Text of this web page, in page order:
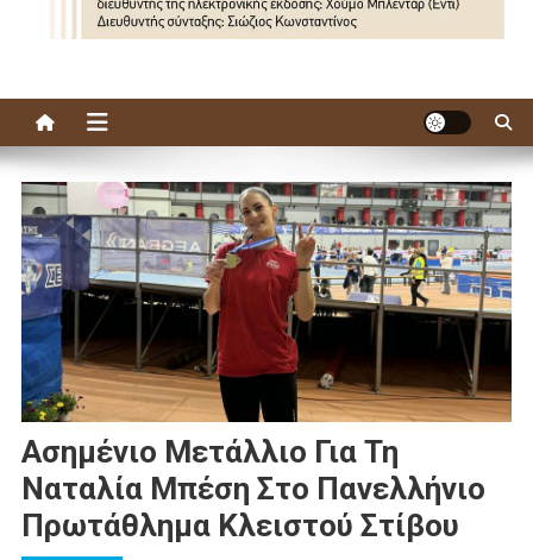
Ασημένιο Μετάλλιο Για Τη
Ναταλία Μπέση Στο Πανελλήνιο
Πρωτάθλημα Κλειστού Στίβου